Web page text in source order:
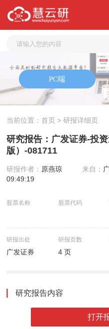
当前位置：首页 > 研报详细页
研究报告：广发证券-投
版）-081711
研报作者： 原燕琼 来自：
09:49:19
股票名称 股票代码
研报出处
广发证券
研报页数
4 页
研究报告内容
打开